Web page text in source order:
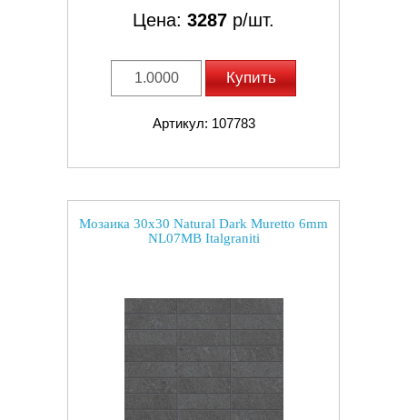
Цена: 3287 р/шт.
Купить
Артикул: 107783
Мозаика 30x30 Natural Dark Muretto 6mm
NL07MB Italgraniti